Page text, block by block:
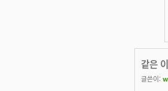
같은
글쓴이: